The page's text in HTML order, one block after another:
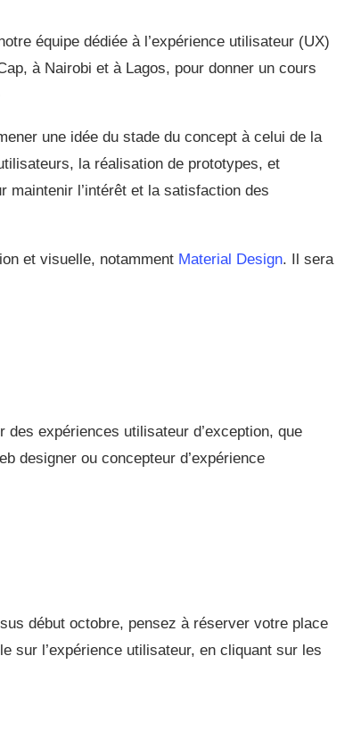
équipe dédiée à l’expérience utilisateur (UX)
à Nairobi et à Lagos, pour donner un cours
une idée du stade du concept à celui de la
la réalisation de prototypes, et
maintenir l’intérêt et la satisfaction des
et visuelle, notamment Material Design. Il sera
expériences utilisateur d’exception, que
designer ou concepteur d’expérience
début octobre, pensez à réserver votre place
sur l’expérience utilisateur, en cliquant sur les